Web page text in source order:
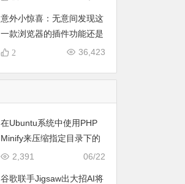
意外小惊喜：无意间发现这
一款浏览器的插件功能还是
蛮香的。
36,423
2
在Ubuntu系统中使用PHP
Minify来压缩指定目录下的
所有PHP文件的方法，附详
06/22
2,391
谷歌联手Jigsaw出大招AI将